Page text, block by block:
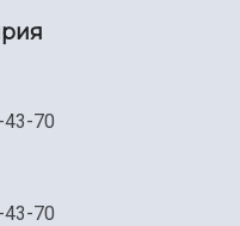
43-70
43-70